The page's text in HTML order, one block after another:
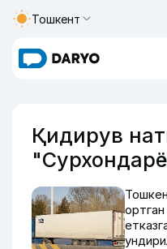
Тошкент
Қидирув